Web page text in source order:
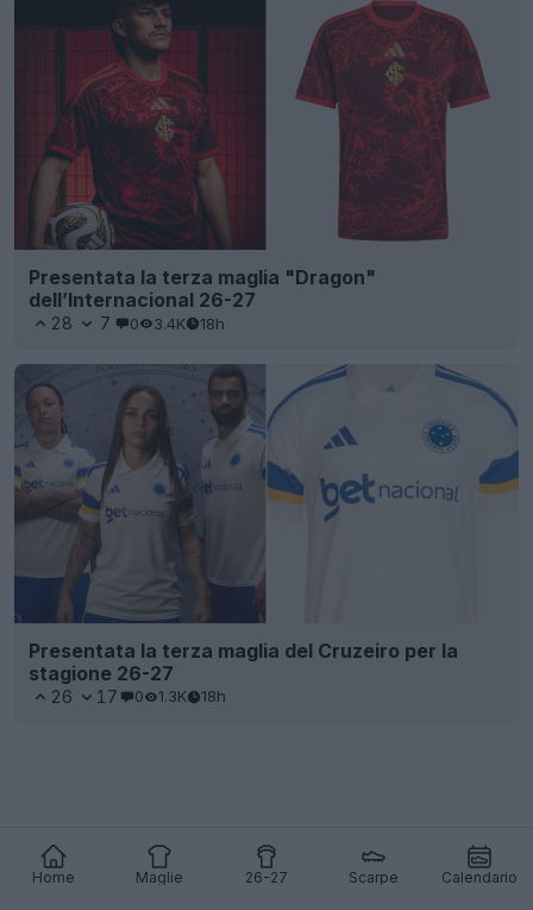
Home Maglie 26-27 Scarpe Calendario
Presentata la terza maglia "Dragon"
dell’Internacional 26-27
28 7 0 3.4K 18h
Presentata la terza maglia del Cruzeiro per la
stagione 26-27
26 17 0 1.3K 18h